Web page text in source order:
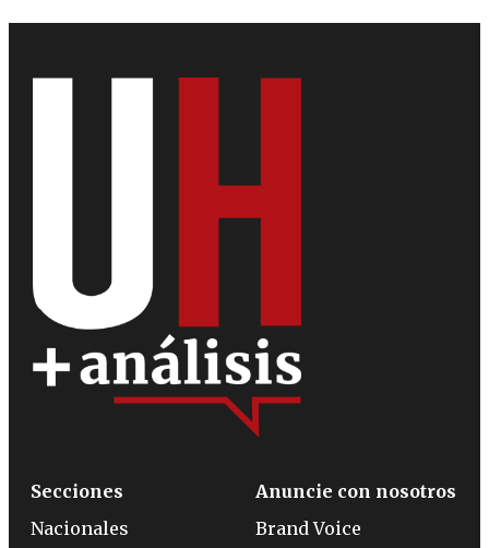
Secciones
Nacionales
Anuncie con nosotros
Brand Voice